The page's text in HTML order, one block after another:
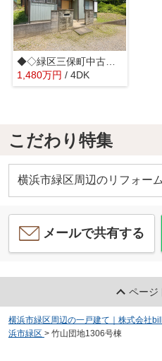
◆◇緑区三保町中古戸建◇◆
1,480万円 / 4DK
こだわり特集
横浜市緑区周辺のリフォー
メールで共有する
ページ
横浜市緑区周辺の一戸建て｜株式会社
浜市緑区 > 竹山団地1306号棟